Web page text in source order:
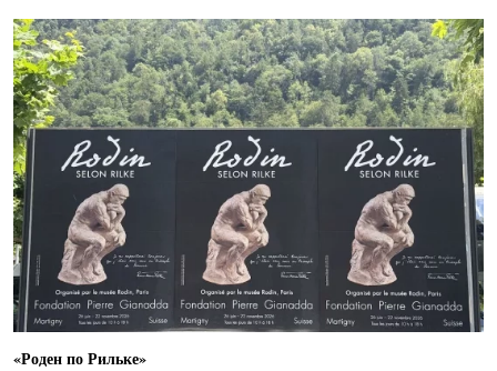
«Роден по Рильке»